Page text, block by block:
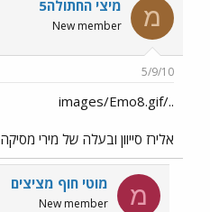
מ מיצי החתולה5
New member
5/9/10
../images/Emo8.gif
אלירז סייוון ובעלה של מירי מסיקה
מ מוטי חוף מציצים
New member